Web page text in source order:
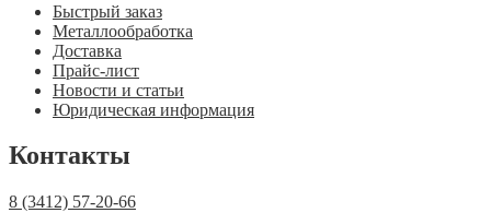
Быстрый заказ
Металлообработка
Доставка
Прайс-лист
Новости и статьи
Юридическая информация
Контакты
8 (3412) 57-20-66